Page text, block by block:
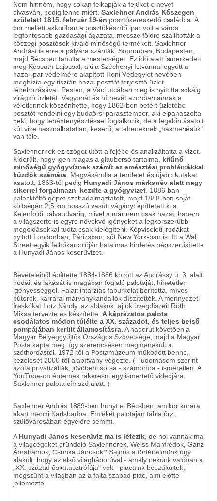
Nem hinném, hogy sokan felkapják a fejüket e nevet
olvasván, pedig lenne miért. Saxlehner András Kőszegen
született 1815. február 19-én posztókereskedő családba. A
bor mellett akkoriban a posztókészítő ipar volt a város
legfontosabb gazdasági ágazata, messze földre szállították a
kőszegi posztósok kiváló minőségű termékeit. Saxlehner
Andrást is erre a pályára szánták. Sopronban, Budapesten,
majd Bécsben tanulta a mesterséget. Ez idő alatt ismerkedett
meg Kossuth Lajossal, aki a Széchenyi Istvánnal együtt a
hazai ipar védelmére alapított Honi Védegylet nevében
megbízta egy tisztán hazai posztót terjesztő üzlet
létrehozásával. Pesten, a Váci utcában meg is nyitotta sokáig
virágzó üzletét. Vagyonát és hírnevét azonban annak a
véletlennek köszönhette, hogy 1862-ben betért üzletébe
posztót rendelni egy budaörsi parasztember, aki elpanaszolta
neki, hogy tehéntenyésztéssel foglalkozik, de a legelőn ásatott
kút vize használhatatlan, keserű, a teheneknek „hasmenésük"
van tőle.
Saxlehnernek ez szöget ütött a fejébe és analizáltatta a vizet.
Kiderült, hogy igen magas a glaubersó tartalma, kitűnő
minőségű gyógyvíznek számít az emésztési problémákkal
küzdők számára . Megvásárolta a területet és újabb kutakat
ásatott, 1863-tól pedig Hunyadi János márkanév alatt nagy
sikerrel forgalmazni kezdte a gyógyvizet . 1886-ban
palacktöltő gépet szabadalmaztatott, majd 1888-ban saját
költségén 2,5 km hosszú vasúti vágányt építtetett ki a
Kelenföldi pályaudvarig, mivel a már nem csak hazai, hanem
a világszerte is egyre növekvő igényeket a legkorszerűbb
megoldásokkal tudta csak kielégíteni. Képviseleti irodákat
nyitott Londonban, Párizsban, sőt New York-ban is. Itt a Wall
Street egyik felhőkarcolóján hatalmas hirdetés népszerűsítette
a Hunyadi János keserűvizet.
Bevételeiből építtette 1884-1886 között az Andrássy u. 3. alatt
irodáit és lakását is magában foglaló palotáját, hihetetlen
igényességgel. Falait intarziás faburkolat borította, míves
bútorok, karrarai márványkandallók díszítették. A mennyezeti
freskókat Lotz Károly, az ablakok, ajtók üvegdíszeit Róth
Miksa tervezte és készítette. A káprázatos palota
csodálatos módon túlélte a XX. századot, és teljes belső
pompájában került államosításra. A háborút követően a
Magyar Bélyeggyűjtők Országos Szövetsége, majd a Magyar
Posta kapta meg, így szerencsésen megmenekült a
széthordástól. 1972-től a Postamúzeum működött benne,
kezelését 2000-től alapítvány végezte. ( Tudomásom szerint
azóta privatizálták, jövőbeni sorsa - számomra - ismeretlen. A
YouTube-on érdemes rákeresni egy ismertető videójára
Saxlehner palota címszó alatt. )
Saxlehner András 1889-ben hunyt el Bécsben, amikor kúrára
akart menni Karlsbadba. Emlékét palotáján tábla őrzi,
szülővárosában egyelőre semmi.
A Hunyadi János keserűvíz ma is létezik , de hol vannak ma
a világcégeket gründoló Saxlehnerek, Weiss Manfrédok, Ganz
Ábrahámok, Csonka Jánosok? Sajnos a történelmünk úgy
alakult, hogy az első világháborúval - amely nekünk valóban a
„XX. század őskatasztrófája" volt - piacaink beszűkültek,
megszűnt a világban az a fajta szabad piac, ami előtte
jellemezte.